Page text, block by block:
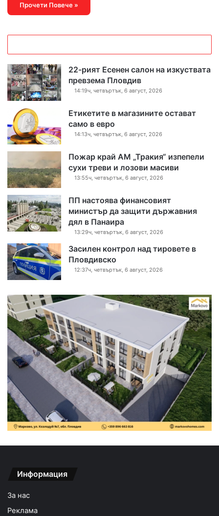
Прочети Повече »
22-рият Есенен салон на изкуствата
превзема Пловдив
14:19ч, четвъртък, 6 август, 2026
Етикетите в магазините остават
само в евро
14:13ч, четвъртък, 6 август, 2026
Пожар край АМ „Тракия“ изпепели
сухи треви и лозови масиви
13:55ч, четвъртък, 6 август, 2026
ПП настоява финансовият
министър да защити държавния
дял в Панаира
13:29ч, четвъртък, 6 август, 2026
Засилен контрол над тировете в
Пловдивско
12:37ч, четвъртък, 6 август, 2026
Информация
За нас
Реклама